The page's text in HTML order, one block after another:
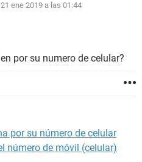
21 ene 2019 a las 01:44
por su numero de celular?
por su número de celular
número de móvil (celular)